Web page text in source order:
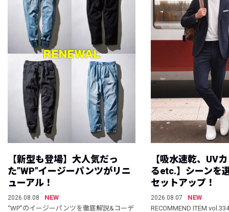
【新型も登場】大人気だっ
た”WP”イージーパンツがリニ
ューアル！
2026.08.08
NEW
“WP”のイージーパンツを徹底解説&コーデ
【吸水速乾、UV
るetc.】シーンを
セットアップ！
2026.08.07
NEW
RECOMMEND ITEM vol.334